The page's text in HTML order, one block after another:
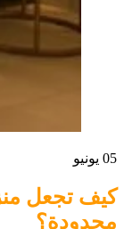
05 يونيو
كيف تجعل
محدودة؟